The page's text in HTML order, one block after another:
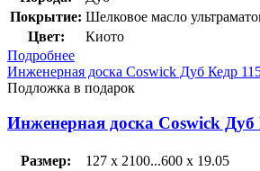
Покрытие: Шелковое масло
Цвет:
Киото
Подробнее
Инженерная доска Coswick Дуб Кедр
Подложка в подарок
Инженерная доска Coswick Дуб
Размер:
127 x 2100...600 x 19.05